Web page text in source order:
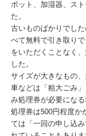
ポット、加湿器、ス
た。
古いものばかりでし
べて無料で引き取り
をいただくことなく
した。
サイズが大きなもの
車などは「粗大ごみ
み処理券が必要になる
処理券は500円程度か
ては「一回の申し込